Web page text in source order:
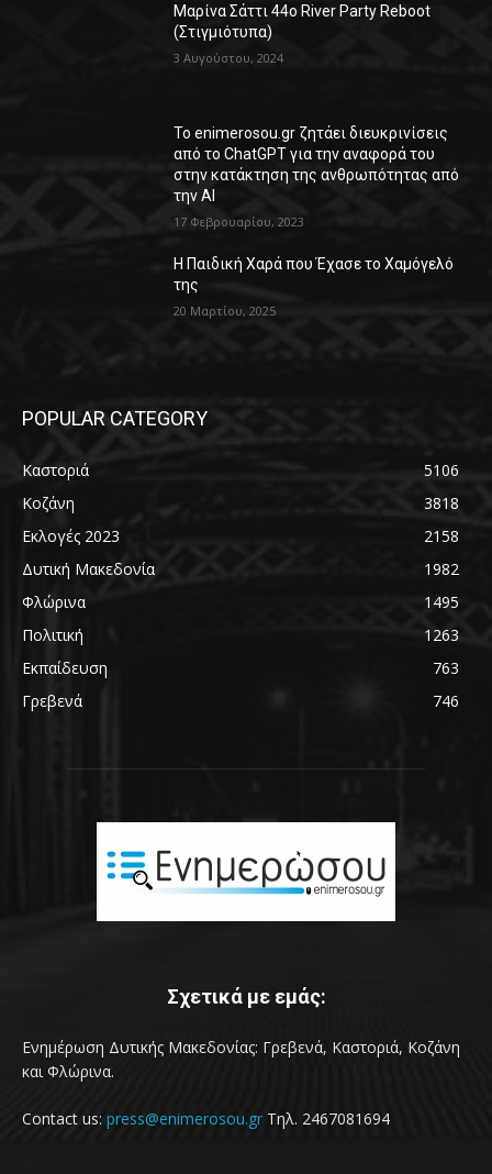
Μαρίνα Σάττι 44o River Party Reboot
(Στιγμιότυπα)
3 Αυγούστου, 2024
Το enimerosou.gr ζητάει διευκρινίσεις
από το ChatGPT για την αναφορά του
στην κατάκτηση της ανθρωπότητας από
την AI
17 Φεβρουαρίου, 2023
Η Παιδική Χαρά που Έχασε το Χαμόγελό
της
20 Μαρτίου, 2025
POPULAR CATEGORY
Καστοριά
5106
Κοζάνη
3818
Εκλογές 2023
2158
Δυτική Μακεδονία
1982
Φλώρινα
1495
Πολιτική
1263
Εκπαίδευση
763
Γρεβενά
746
Σχετικά με εμάς:
Ενημέρωση Δυτικής Μακεδονίας: Γρεβενά, Καστοριά, Κοζάνη
και Φλώρινα.
Contact us: press@enimerosou.gr Τηλ. 2467081694